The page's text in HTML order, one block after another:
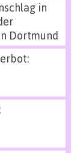
in
Dortmund